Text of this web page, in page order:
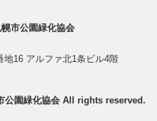
市公園緑化協会
16 アルファ北1条ビル4階
公園緑化協会 All rights reserved.